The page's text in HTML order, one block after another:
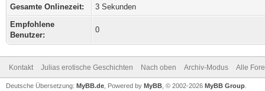
Gesamte Onlinezeit:
3 Sekunden
Empfohlene
Benutzer:
0
Kontakt Julias erotische Geschichten Nach oben Archiv-Modus Alle
Deutsche Übersetzung: MyBB.de , Powered by MyBB , © 2002-2026 MyBB Group